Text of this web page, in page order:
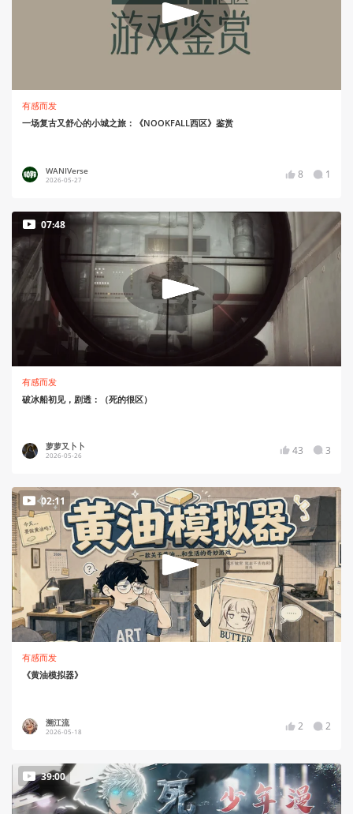
有感而发
一场复古又舒心的小城之旅：《NOOKFALL西区》鉴赏
WANIVerse
2026-05-27 8 1
07:48
有感而发
破冰船初见，剧透：（死的很区）
萝萝又卜卜
2026-05-26 43 3
02:11
有感而发
《黄油模拟器》
溯江流
2026-05-18 2 2
39:00